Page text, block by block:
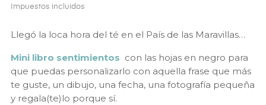
Impuestos incluidos
Llegó la loca hora del té en el País de las Maravillas…
Mini libro sentimientos con las hojas en negro para
que puedas personalizarlo con aquella frase que más
te guste, un dibujo, una fecha, una fotografía pequeña
y regala(te)lo porque sí.